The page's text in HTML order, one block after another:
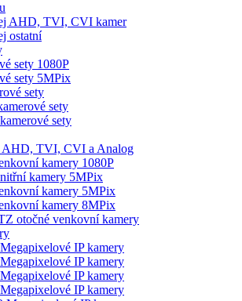
AHD, TVI, CVI kamer
ostatní
sety 1080P
sety 5MPix
sety
sety
sety
AHD, TVI, CVI a Analog
kamery 1080P
kamery 5MPix
kamery 5MPix
kamery 8MPix
otočné venkovní kamery
IP kamery
IP kamery
IP kamery
IP kamery